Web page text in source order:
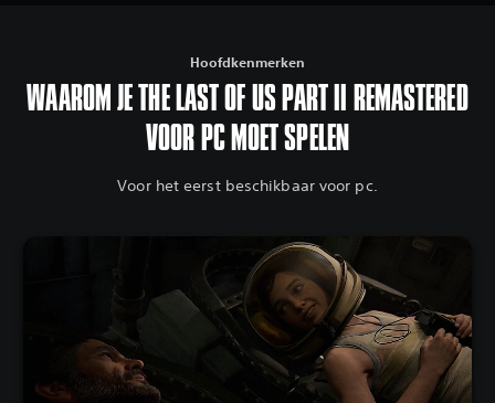
Hoofdkenmerken
WAAROM JE THE LAST OF US PART II REMASTERED
VOOR PC MOET SPELEN
Voor het eerst beschikbaar voor pc.